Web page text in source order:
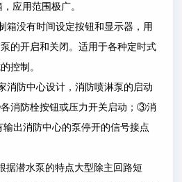
应用范围极广。
箱没有时间设定按钮和显示器，用
的开启和关闭。适用于各种定时式
控制。
消防中心设计，消防喷淋泵的启动
各消防栓按钮或压力开关启动；③消
输出消防中心的泵停开的信号接点
据潜水泵的特点大型除主回路短